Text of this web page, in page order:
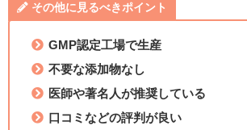
その他に見るべきポイント
GMP認定工場で生産
不要な添加物なし
医師や著名人が推奨している
口コミなどの評判が良い